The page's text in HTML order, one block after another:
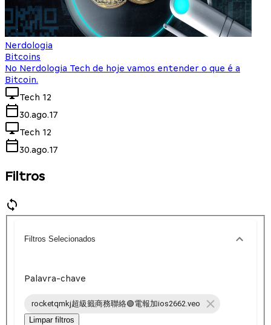
Nerdologia
Bitcoins
No Nerdologia Tech de hoje vamos entender o que é a
Bitcoin.
Tech 12
30.ago.17
Tech 12
30.ago.17
Filtros
Filtros Selecionados
Palavra-chave
rocketqmkj超級籤商務聯絡🟢電報加ios2662.veo
Limpar filtros